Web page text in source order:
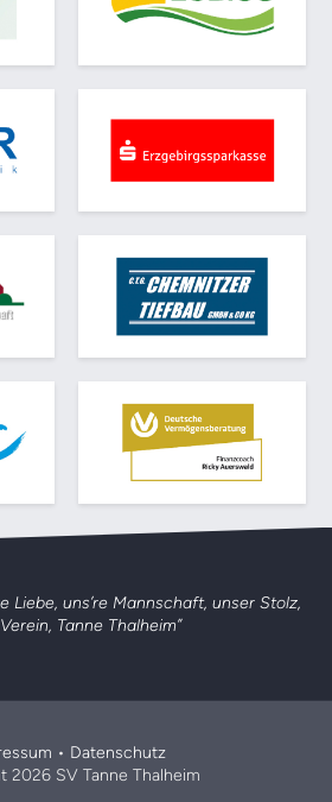
Liebe, uns’re Mannschaft, unser Stolz,
Tanne Thalheim”
• Datenschutz
2026 SV Tanne Thalheim